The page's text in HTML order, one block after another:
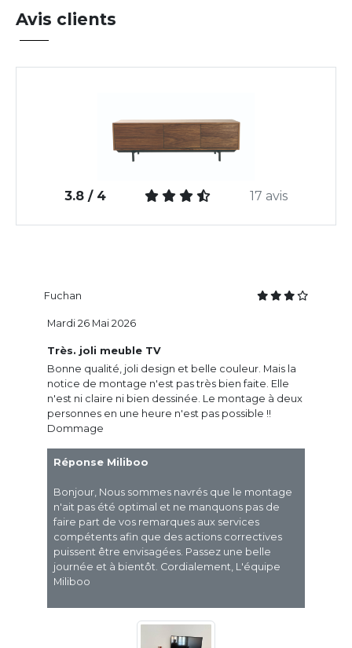
Avis clients
3.8 / 4 17 avis
Fuchan
Très. joli meuble TV
Bonne qualité, joli design et belle couleur. Mais la
notice de montage n'est pas très bien faite. Elle
n'est ni claire ni bien dessinée. Le montage à deux
personnes en une heure n'est pas possible !!
Dommage
Réponse Miliboo
Bonjour, Nous sommes navrés que le montage
n'ait pas été optimal et ne manquons pas de
faire part de vos remarques aux services
compétents afin que des actions correctives
puissent être envisagées. Passez une belle
journée et à bientôt. Cordialement, L'équipe
Miliboo
Mardi 26 Mai 2026